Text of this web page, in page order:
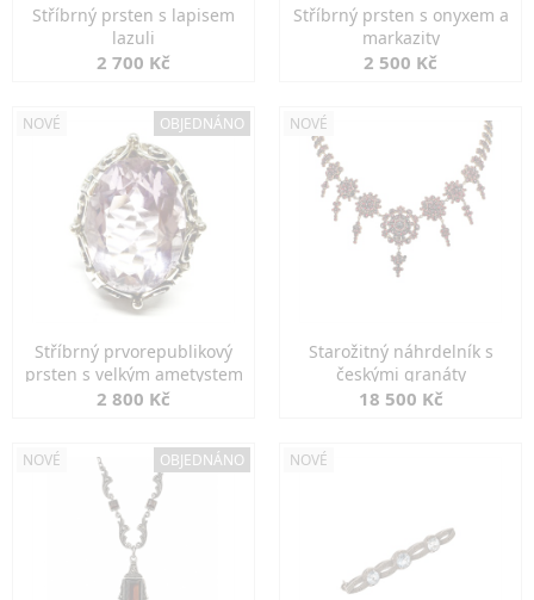
Stříbrný prsten s lapisem
lazuli
2 700 Kč
Stříbrný prsten s onyxem a
markazity
2 500 Kč
NOVÉ OBJEDNÁNO
Stříbrný prvorepublikový
prsten s velkým ametystem
2 800 Kč
NOVÉ
Starožitný náhrdelník s
českými granáty
18 500 Kč
NOVÉ OBJEDNÁNO NOVÉ